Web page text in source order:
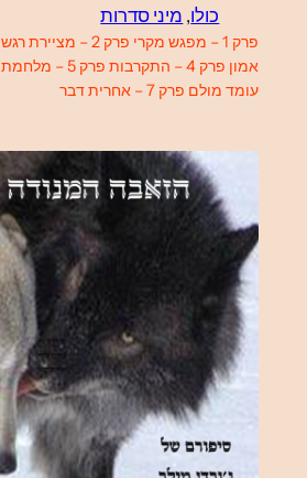
כולו, מיני סדרות
עומד מולם פרק 7 – אחרית דבר